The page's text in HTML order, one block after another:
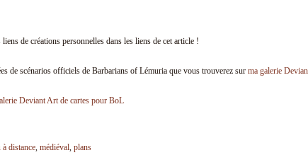
de créations personnelles dans les liens de cet article !
de scénarios officiels de Barbarians of Lémuria que vous trouverez sur ma galerie
à distance médiéval plans